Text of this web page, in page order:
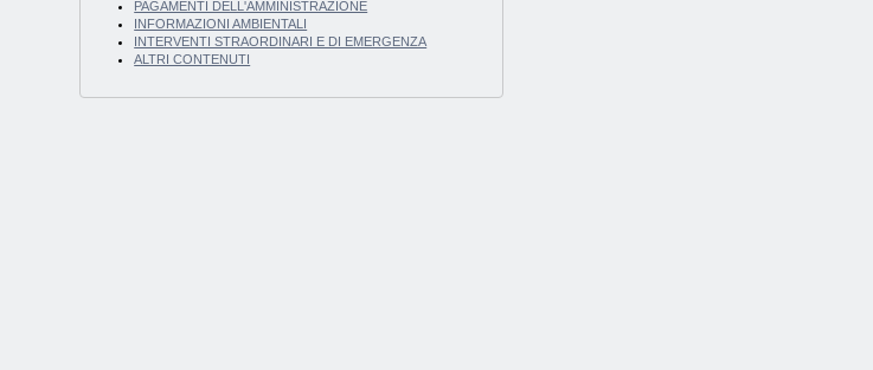
PAGAMENTI DELL'AMMINISTRAZIONE
INFORMAZIONI AMBIENTALI
INTERVENTI STRAORDINARI E DI EMERGENZA
ALTRI CONTENUTI